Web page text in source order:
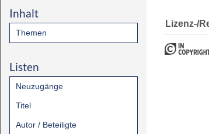
Inhalt
Themen
Listen
Neuzugänge
Titel
Autor / Beteiligte
Lizenz-/